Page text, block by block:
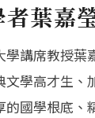
者葉
講席教授葉
學高才生
國學根底